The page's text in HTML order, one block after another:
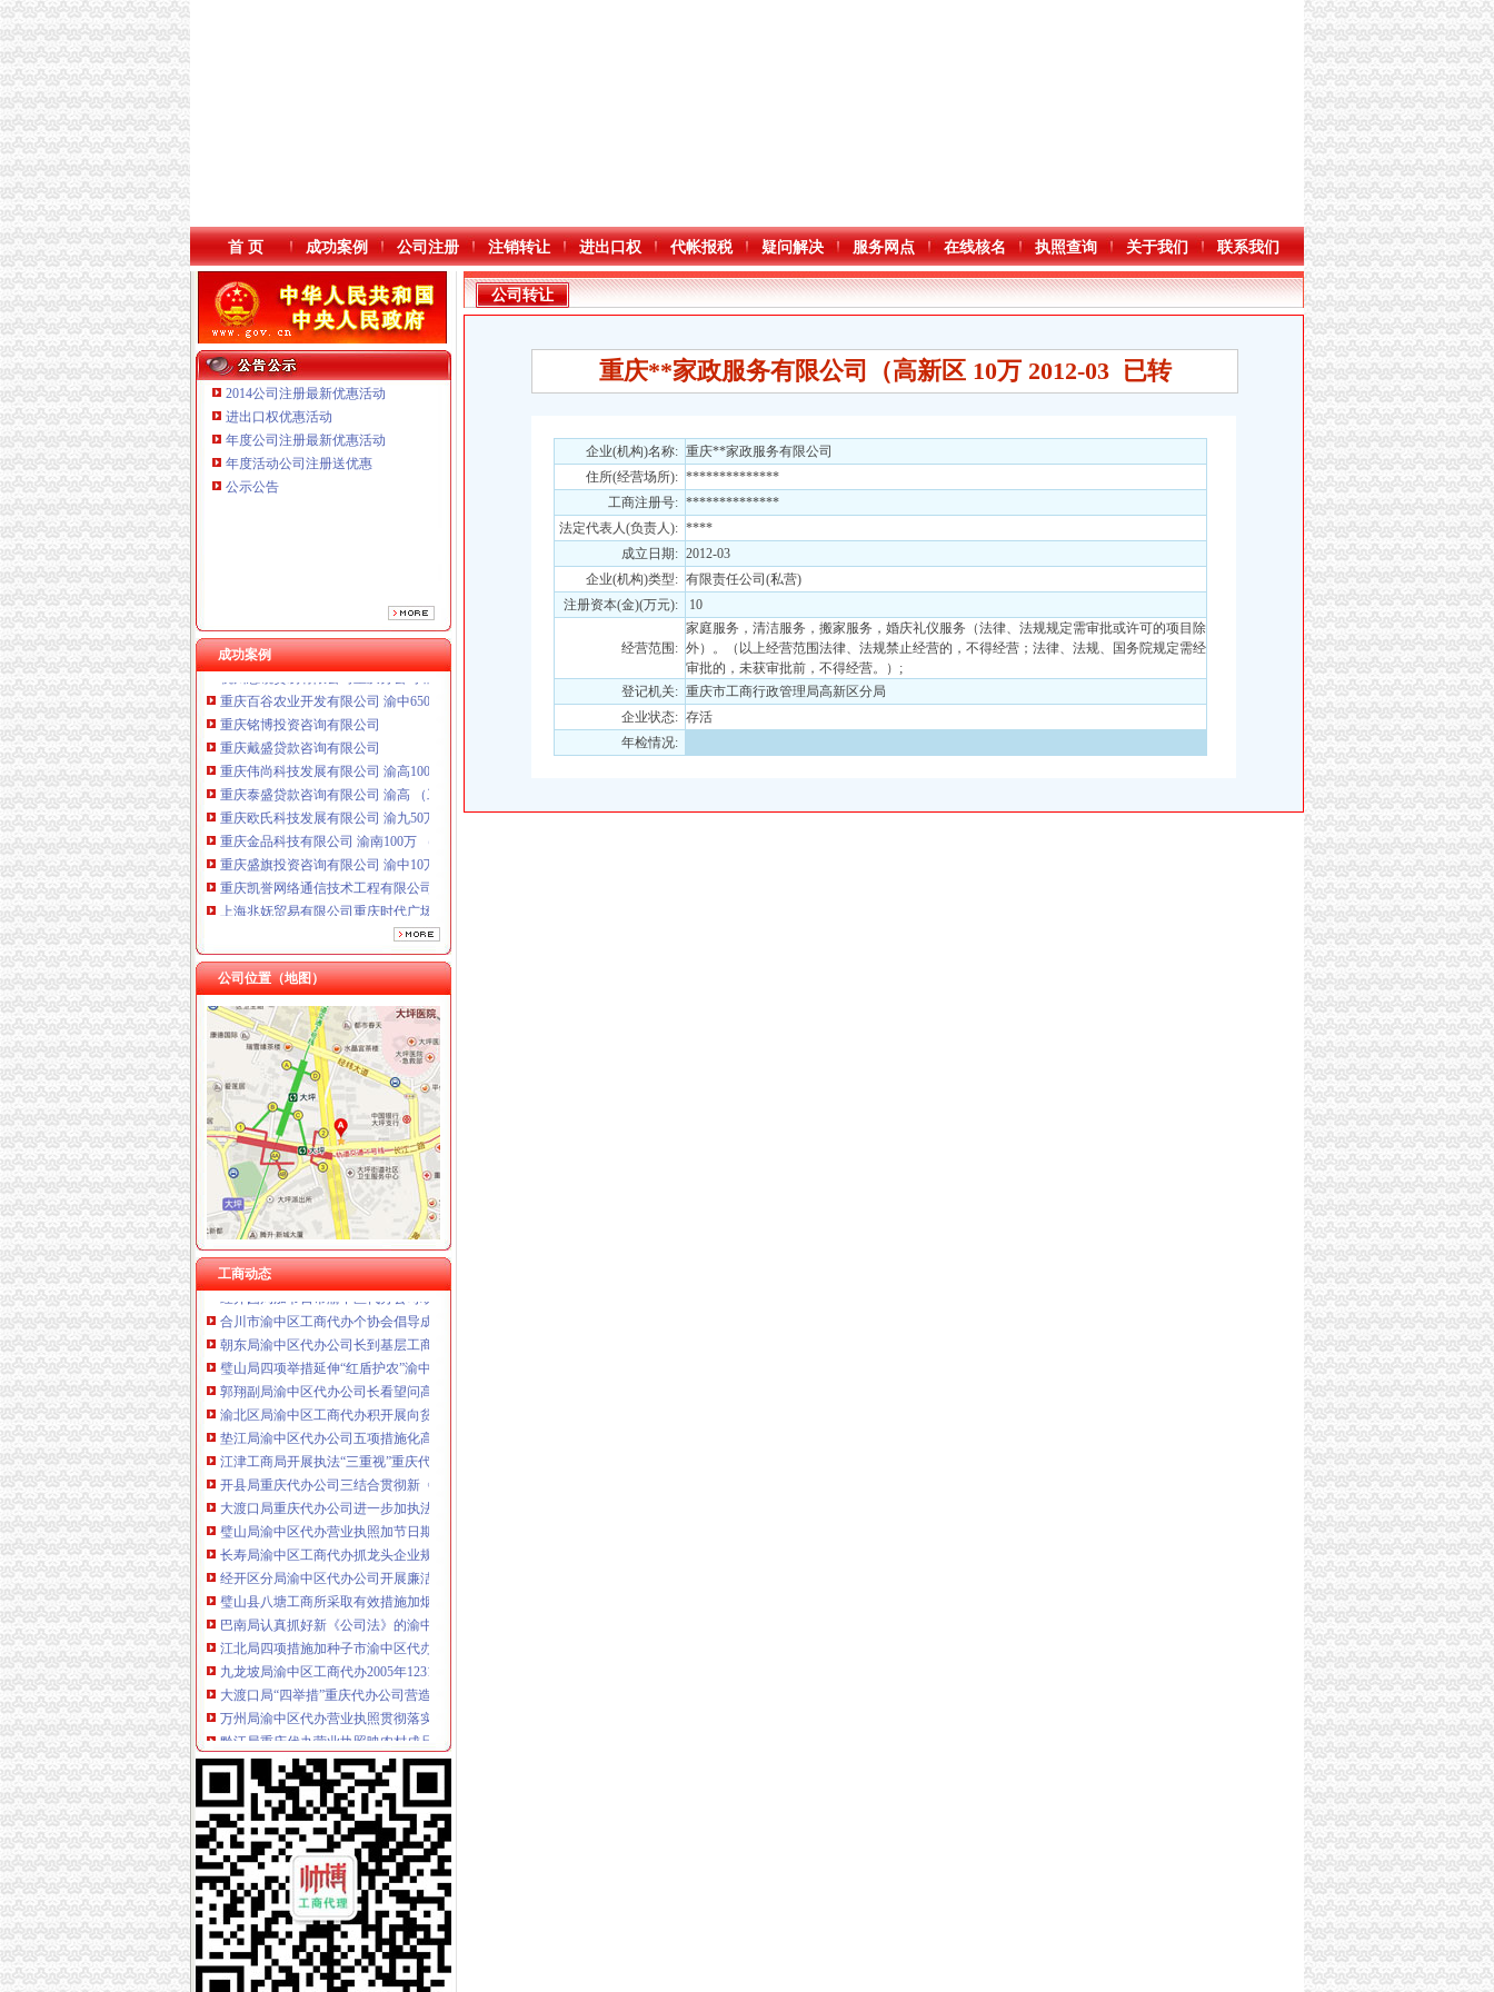
本站导航
首 页 成功案例 公司注册 注销转让 进出口权 代帐报税 疑问解决 服务网点 在线核名 执照查询 关于我们 联系我们
2014公司注册最新优惠活动
进出口权优惠活动
年度公司注册最新优惠活动
年度活动公司注册送优惠
公示公告
成功案例
重庆铭博投资咨询有限公司
重庆戴盛贷款咨询有限公司
重庆伟尚科技发展有限公司 渝高100万 （工商注册）
重庆凯誉网络通信技术工程有限公司渝中分公司 （工商注册）
上海兆妩贸易有限公司重庆时代广场分公司 渝中 （工商注册）
杭州思锐贸易有限公司重庆分公司 渝中 （工商注册）
重庆百谷农业开发有限公司 渝中650万 （注册）
重庆铭博投资咨询有限公司
重庆戴盛贷款咨询有限公司
重庆伟尚科技发展有限公司 渝高100万 （工商注册）
重庆泰盛贷款咨询有限公司 渝高 （工商注册）
重庆欧氏科技发展有限公司 渝九50万 （进出口权）
重庆金品科技有限公司 渝南100万 （进出口权）
重庆盛旗投资咨询有限公司 渝中10万 （工商注册）
重庆凯誉网络通信技术工程有限公司渝中分公司 （工商注册）
上海兆妩贸易有限公司重庆时代广场分公司 渝中 （工商注册）
杭州思锐贸易有限公司重庆分公司 渝中 （工商注册）
重庆百谷农业开发有限公司 渝中650万 （注册）
公司位置（地图）
工商动态
工商动态
渝中局渝中区代办公司三项措施作好洪崖洞片区工商登记服务
长寿区个协积开展五项服务提升协会凝聚力
潼南局重庆代办营业执照立足三点化风廉正建设
大渡口局渝中区代办公司六条措施创建节约型机关
渝北局重庆代办公司工商登记窗口获区行政大厅综合考核第一名
市局选送的渝中区工商代办小品《除夕之》在全市纪检监察春节联欢会上获三等
永川局重庆代办营业执照突出三个重点配合财政启用新版票据
奉节局采取五项措施加农资市重庆代办公司场管理
经开园局加节日市渝中区代办公司场监管
合川市渝中区工商代办个协会倡导成立贫困救助基金会
朝东局渝中区代办公司长到基层工商所问干部职工
璧山局四项举措延伸“红盾护农”渝中区工商代办内涵
郭翔副局渝中区代办公司长看望问高新区工商分局干部职工
渝北区局渝中区工商代办积开展向贫困群众送温暖活动
垫江局渝中区代办公司五项措施化高危行业监管
江津工商局开展执法“三重视”重庆代办公司活动
开县局重庆代办公司三结合贯彻新《公司法》和《公司登记管理条例》
大渡口局重庆代办公司进一步加执法质量管理工作
璧山局渝中区代办营业执照加节日期间商标专用权保护
长寿局渝中区工商代办抓龙头企业规范农资管理
经开区分局渝中区代办公司开展廉洁自律止奢侈浪费教育
璧山县八塘工商所采取有效措施加烟花竹管理
巴南局认真抓好新《公司法》的渝中区工商代办贯彻实施
江北局四项措施加种子市渝中区代办营业执照场监管保护春耕播种
九龙坡局渝中区工商代办2005年12315维权工作取得成效
大渡口局“四举措”重庆代办公司营造和谐执法环境
万州局渝中区代办营业执照贯彻落实十六届六中全会精出台六大举措
黔江局重庆代办营业执照映农村成品油无照经营存在三大原因
忠县局五送信息拓宽农村经济发展“软通道”渝中区代办营业执照
全市渝中区代办公司工商系统推出广告等级长效监管措施
重庆渝中区
重庆渝中区快捷酒店-云知
重庆渝中区旅游线路
重庆渝中区办资格证-Polyvore
重庆代办营业执照
重庆公司注册-代办公司注册-代办营业执照-网上114
外地营业执照怎么在重庆购买社保？_问吧_向日葵保险网
51代账网络服务平台-我要代账|重庆51代账|重庆代理|免费代办工商执照
重庆代办公司
公司转让
重庆**家政服务有限公司（高新区 10万 2012-03 已转
企业(机构)名称: 重庆**家政服务有限公司
住所(经营场所): **************
工商注册号: **************
法定代表人(负责人): ****
成立日期: 2012-03
企业(机构)类型: 有限责任公司(私营)
注册资本(金)(万元):
10
经营范围:
家庭服务，清洁服务，搬家服务，婚庆礼仪服务（法律、法规规定需审批或许可的项目除
外）。（以上经营范围法律、法规禁止经营的，不得经营；法律、法规、国务院规定需经
审批的，未获审批前，不得经营。）;
登记机关: 重庆市工商行政管理局高新区分局
企业状态: 存活
年检情况: